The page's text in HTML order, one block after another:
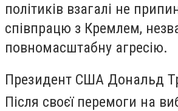
політиків взагалі не
співпрацю з Кремлем,
повномасштабну агресію.
Президент США Дональд
Після своєї перемоги на